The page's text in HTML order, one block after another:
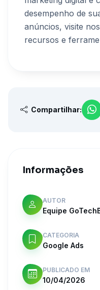
desempenho de
anúncios, visite
recursos e
Compartilhar:
Informações
AUTOR
Equipe
CATEGORIA
Google Ads
PUBLICADO EM
10/04/2026